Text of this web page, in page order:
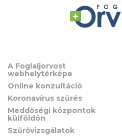
A Foglaljorvost
webhelytérképe
Online konzultáció
Koronavírus szűrés
Meddőségi központok
külföldön
Szűrővizsgálatok